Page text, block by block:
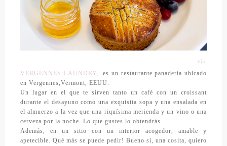
vía
VERGENNES LAUNDRY,es un restaurante panadería ubicado
en Vergennes,Vermont, EEUU.
Un lugar en el que te sirven tanto un café con un croissant
durante el desayuno como una exquisita sopa y una ensalada en
el almuerzo a la vez que una riquísima merienda y un vino o una
cerveza por la noche. Lo que gustes lo obtendrás.
Además, en un sitio con un interior acogedor, amable y
apetecible. Qué más se puede pedir! Bueno sí, una cosita, quiero